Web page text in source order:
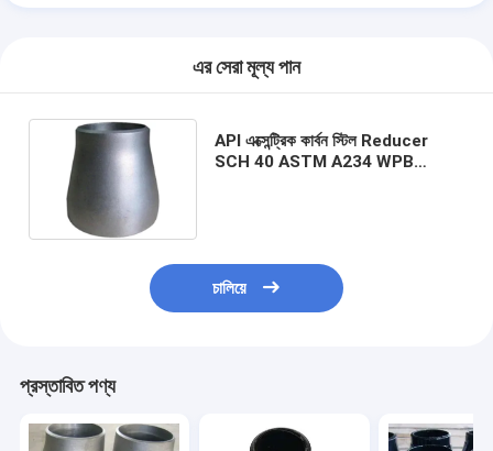
এর সেরা মূল্য পান
API এক্সেন্ট্রিক কার্বন স্টিল Reducer
SCH 40 ASTM A234 WPB
চালিয়ে
প্রস্তাবিত পণ্য